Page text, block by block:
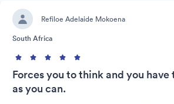
Refiloe Adelaide Mokoena
South Africa
Forces you to think and you have
as you can.